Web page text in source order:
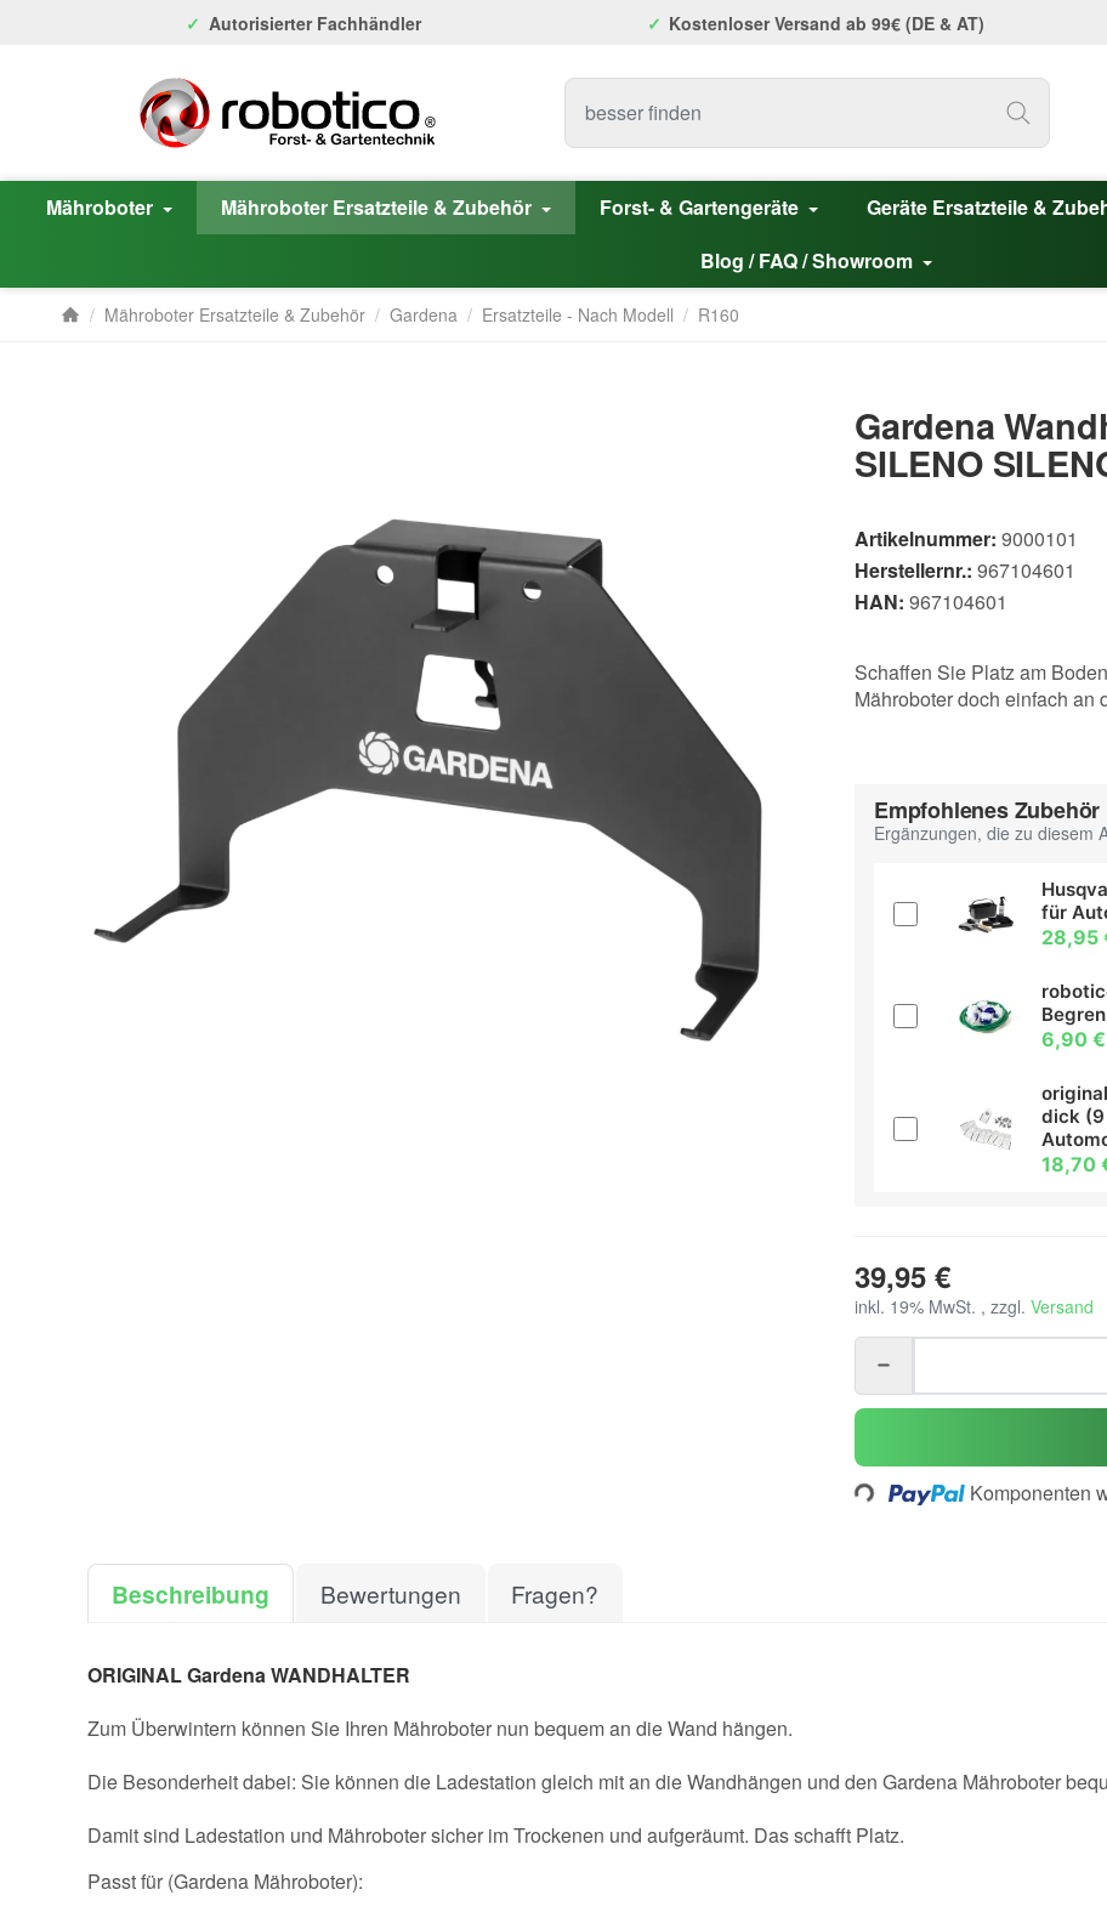
Autorisierter Fachhändler Kostenloser Versand ab 99€ (DE & AT)
Mähroboter Mähroboter Ersatzteile & Zubehör Forst- & Gartengeräte Geräte Ersatzteile &
Blog / FAQ / Showroom
/ Mähroboter Ersatzteile & Zubehör / Gardena / Ersatzteile - Nach Modell / R160
Gardena
SILENO
Artikelnummer: 9000101
Herstellernr.: 967104601
HAN: 967104601
Schaffen Sie Platz am
Mähroboter doch einfach an
Empfohlenes Zubehör
Ergänzungen, die zu diesem
für
28,95
6,90 €
dick
18,70
39,95 €
inkl. 19% MwSt. , zzgl. Versand
Loading... Komponenten
Beschreibung Bewertungen Fragen?
ORIGINAL Gardena WANDHALTER
Zum Überwintern können Sie Ihren Mähroboter nun bequem an die Wand hängen.
Die Besonderheit dabei: Sie können die Ladestation gleich mit an die Wandhängen und den Gardena Mähroboter
Damit sind Ladestation und Mähroboter sicher im Trockenen und aufgeräumt. Das schafft Platz.
Passt für (Gardena Mähroboter):